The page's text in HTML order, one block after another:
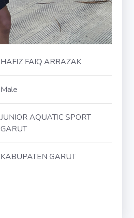
HAFIZ FAIQ ARRAZAK
Male
JUNIOR AQUATIC SPORT
GARUT
KABUPATEN GARUT